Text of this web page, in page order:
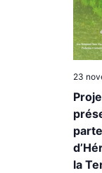
23
la